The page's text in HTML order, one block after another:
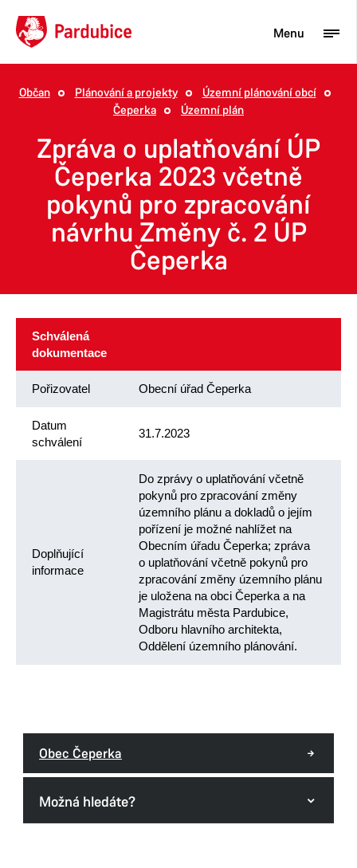
Turista
Aktuality
Občan
Podnikatel
Město
Občan Plánování a projekty
Územní plánování obcí
Čeperka
Územní plán
Zpráva o uplatňování ÚP
Čeperka 2023 včetně
pokynů pro zpracování
návrhu Změny č. 2 ÚP
Čeperka
Schválená
dokumentace
Pořizovatel Obecní úřad Čeperka
Datum
schválení
31.7.2023
Doplňující
informace
Do zprávy o uplatňování včetně
pokynů pro zpracování změny
územního plánu a dokladů o jejím
pořízení je možné nahlížet na
Obecním úřadu Čeperka; zpráva
o uplatňování včetně pokynů pro
zpracování změny územního plánu
je uložena na obci Čeperka a na
Magistrátu města Pardubice,
Odboru hlavního architekta,
Oddělení územního plánování.
Obec Čeperka
Možná hledáte?
Menu